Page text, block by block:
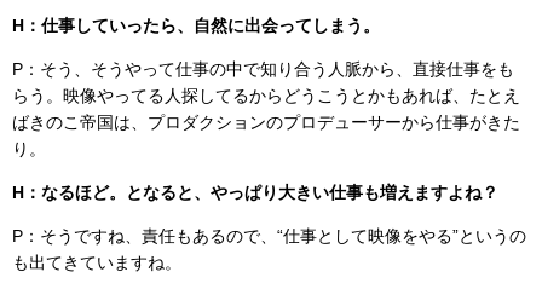
H：仕事していったら、自然に出会ってしまう。
P：そう、そうやって仕事の中で知り合う人脈から、直接仕事をも
らう。映像やってる人探してるからどうこうとかもあれば、たとえ
ばきのこ帝国は、プロダクションのプロデューサーから仕事がきた
り。
H：なるほど。となると、やっぱり大きい仕事も増えますよね？
P：そうですね、責任もあるので、“仕事として映像をやる”というの
も出てきていますね。